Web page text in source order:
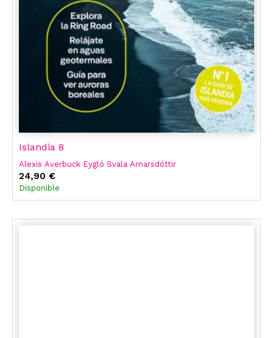
Islandia 8
Alexis Averbuck Eygló Svala Arnarsdóttir
24,90 €
Disponible